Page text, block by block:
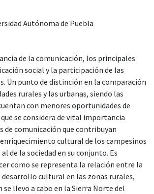
Autónoma de Puebla
de la comunicación, los principales
social y la participación de las
Un punto de distinción en la comparación
rurales y las urbanas, siendo las
con menores oportunidades de
se considera de vital importancia
de comunicación que contribuyan
cultural de los campesinos
de la sociedad en su conjunto. Es
como se representa la relación entre la
desarrollo cultural en las zonas rurales,
llevo a cabo en la Sierra Norte del